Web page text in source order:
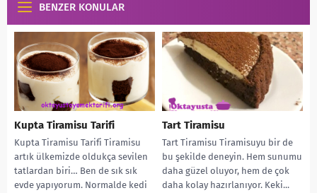
BENZER KONULAR
Kupta Tiramisu Tarifi
Kupta Tiramisu Tarifi Tiramisu
artık ülkemizde oldukça sevilen
tatlardan biri… Ben de sık sık
evde yapıyorum. Normalde kedi
Tart Tiramisu
Tart Tiramisu Tiramisuyu bir de
bu şekilde deneyin. Hem sunumu
daha güzel oluyor, hem de çok
daha kolay hazırlanıyor. Keki...